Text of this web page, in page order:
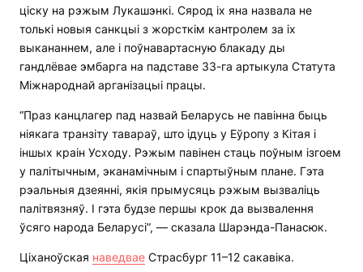
ціску на рэжым Лукашэнкі. Сярод іх яна назвала не
толькі новыя санкцыі з жорсткім кантролем за іх
выкананнем, але і поўнавартасную блакаду ды
гандлёвае эмбарга на падставе 33-га артыкула Статута
Міжнароднай арганізацыі працы.
“Праз канцлагер пад назвай Беларусь не павінна быць
ніякага транзіту тавараў, што ідуць у Еўропу з Кітая і
іншых краін Усходу. Рэжым павінен стаць поўным ізгоем
у палітычным, эканамічным і спартыўным плане. Гэта
рэальныя дзеянні, якія прымусяць рэжым вызваліць
палітвязняў. І гэта будзе першы крок да вызвалення
ўсяго народа Беларусі”, — сказала Шарэнда-Панасюк.
Ціханоўская наведвае Страсбург 11–12 сакавіка.